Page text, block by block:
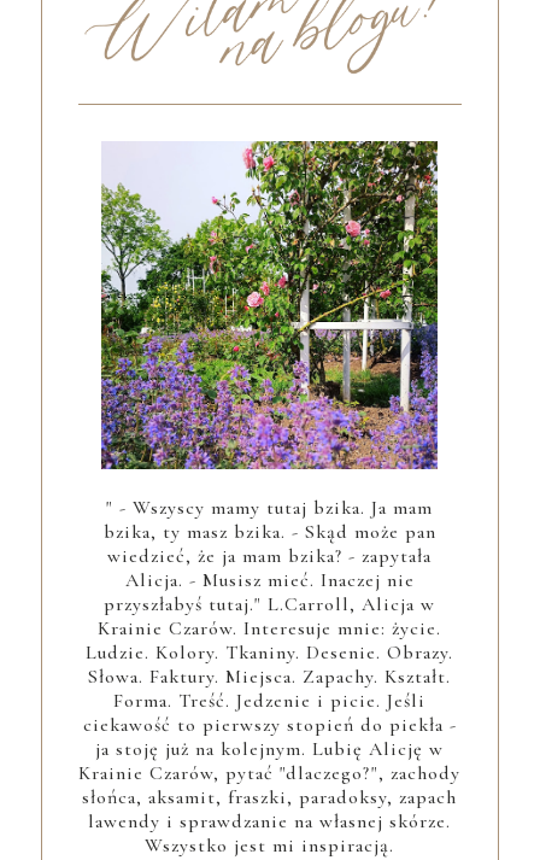
" - Wszyscy mamy tutaj bzika. Ja mam
bzika, ty masz bzika. - Skąd może pan
wiedzieć, że ja mam bzika? - zapytała
Alicja. - Musisz mieć. Inaczej nie
przyszłabyś tutaj." L.Carroll, Alicja w
Krainie Czarów. Interesuje mnie: życie.
Ludzie. Kolory. Tkaniny. Desenie. Obrazy.
Słowa. Faktury. Miejsca. Zapachy. Kształt.
Forma. Treść. Jedzenie i picie. Jeśli
ciekawość to pierwszy stopień do piekła -
ja stoję już na kolejnym. Lubię Alicję w
Krainie Czarów, pytać "dlaczego?", zachody
słońca, aksamit, fraszki, paradoksy, zapach
lawendy i sprawdzanie na własnej skórze.
Wszystko jest mi inspiracją.